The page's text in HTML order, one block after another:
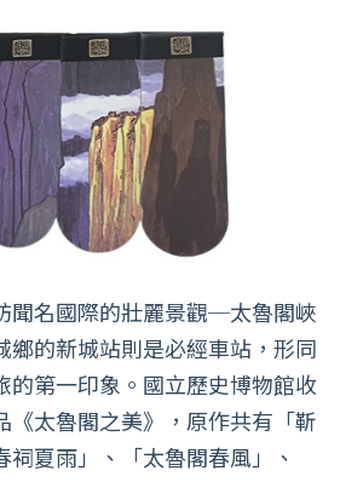
聞名國際的壯麗景觀─太魯閣峽
鄉的新城站則是必經車站，形同
的第一印象。國立歷史博物館收
《太魯閣之美》，原作共有「靳
夏雨」、「太魯閣春風」、